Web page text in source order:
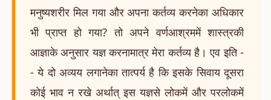
मनुष्यशरीर मिल गया और अपना कर्तव्य करनेका अधिकार
भी प्राप्त हो गया? तो अपने वर्णआश्रममें शास्त्रकी
आज्ञाके अनुसार यज्ञ करनामात्र मेरा कर्तव्य है। एव इति -
- ये दो अव्यय लगानेका तात्पर्य है कि इसके सिवाय दूसरा
कोई भाव न रखे अर्थात् इस यज्ञसे लोकमें और परलोकमें